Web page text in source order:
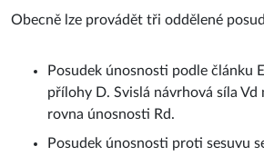
Obecně lze provádět tři oddělené
Posudek únosnosti podle článku
přílohy D. Svislá návrhová síla Vd
rovna únosnosti Rd.
Posudek únosnosti proti sesuvu